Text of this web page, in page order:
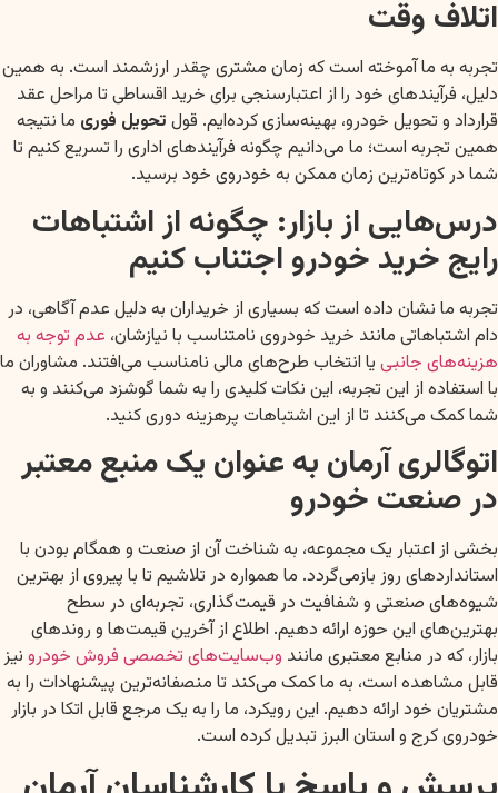
اتلاف وقت
تجربه به ما آموخته است که زمان مشتری چقدر ارزشمند است. به همین
دلیل، فرآیندهای خود را از اعتبارسنجی برای خرید اقساطی تا مراحل عقد
قرارداد و تحویل خودرو، بهینه‌سازی کرده‌ایم. قول تحویل فوری ما نتیجه
همین تجربه است؛ ما می‌دانیم چگونه فرآیندهای اداری را تسریع کنیم تا
شما در کوتاه‌ترین زمان ممکن به خودروی خود برسید.
درس‌هایی از بازار: چگونه از اشتباهات
رایج خرید خودرو اجتناب کنیم
تجربه ما نشان داده است که بسیاری از خریداران به دلیل عدم آگاهی، در
دام اشتباهاتی مانند خرید خودروی نامتناسب با نیازشان، عدم توجه به
هزینه‌های جانبی یا انتخاب طرح‌های مالی نامناسب می‌افتند. مشاوران ما
با استفاده از این تجربه، این نکات کلیدی را به شما گوشزد می‌کنند و به
شما کمک می‌کنند تا از این اشتباهات پرهزینه دوری کنید.
اتوگالری آرمان به عنوان یک منبع معتبر
در صنعت خودرو
بخشی از اعتبار یک مجموعه، به شناخت آن از صنعت و همگام بودن با
استانداردهای روز بازمی‌گردد. ما همواره در تلاشیم تا با پیروی از بهترین
شیوه‌های صنعتی و شفافیت در قیمت‌گذاری، تجربه‌ای در سطح
بهترین‌های این حوزه ارائه دهیم. اطلاع از آخرین قیمت‌ها و روندهای
بازار، که در منابع معتبری مانند وب‌سایت‌های تخصصی فروش خودرو نیز
قابل مشاهده است، به ما کمک می‌کند تا منصفانه‌ترین پیشنهادات را به
مشتریان خود ارائه دهیم. این رویکرد، ما را به یک مرجع قابل اتکا در بازار
خودروی کرج و استان البرز تبدیل کرده است.